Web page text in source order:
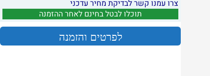
צרו עמנו קשר לבדיקת מחיר עדכני
תוכלו לבטל בחינם לאחר ההזמנה
לפרטים והזמנה